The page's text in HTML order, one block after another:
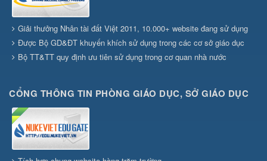
Giải thưởng Nhân tài đất Việt 2011, 10.000+ website đang sử dụng
Được Bộ GD&ĐT khuyến khích sử dụng trong các cơ sở giáo dục
Bộ TT&TT quy định ưu tiên sử dụng trong cơ quan nhà nước
CỔNG THÔNG TIN PHÒNG GIÁO DỤC, SỞ GIÁO DỤC